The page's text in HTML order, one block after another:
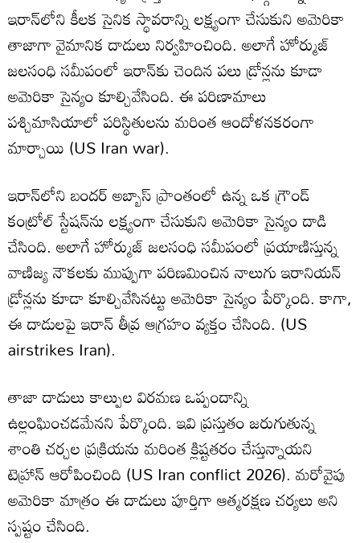
ఇరాన్‌లోని కీలక సైనిక స్థావరాన్ని లక్ష్యంగా చేసుకుని అమెరికా
తాజాగా వైమానిక దాడులు నిర్వహించింది. అలాగే హోర్ముజ్
జలసంధి సమీపంలో ఇరాన్‌కు చెందిన పలు డ్రోన్లను కూడా
అమెరికా సైన్యం కూల్చివేసింది. ఈ పరిణామాలు
పశ్చిమాసియాలో పరిస్థితులను మరింత ఆందోళనకరంగా
మార్చాయి (US Iran war).
ఇరాన్‌లోని బందర్ అబ్బాస్ ప్రాంతంలో ఉన్న ఒక గ్రౌండ్
కంట్రోల్ స్టేషన్‌ను లక్ష్యంగా చేసుకుని అమెరికా సైన్యం దాడి
చేసింది. అలాగే హోర్ముజ్ జలసంధి సమీపంలో ప్రయాణిస్తున్న
వాణిజ్య నౌకలకు ముప్పుగా పరిణమించిన నాలుగు ఇరానియన్
డ్రోన్లను కూడా కూల్చివేసినట్టు అమెరికా సైన్యం పేర్కొంది. కాగా,
ఈ దాడులపై ఇరాన్ తీవ్ర ఆగ్రహం వ్యక్తం చేసింది. (US
airstrikes Iran).
తాజా దాడులు కాల్పుల విరమణ ఒప్పందాన్ని
ఉల్లంఘించడమేనని పేర్కొంది. ఇవి ప్రస్తుతం జరుగుతున్న
శాంతి చర్చల ప్రక్రియను మరింత క్లిష్టతరం చేస్తున్నాయని
టెహ్రాన్ ఆరోపించింది (US Iran conflict 2026). మరోవైపు
అమెరికా మాత్రం ఈ దాడులు పూర్తిగా ఆత్మరక్షణ చర్యలు అని
స్పష్టం చేసింది.